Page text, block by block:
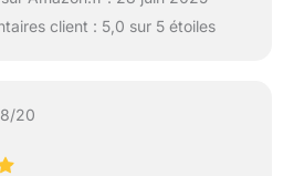
Besoin d'aide ? Notre
équipe de soutien est
commencer votre
client : 5,0 sur 5 étoiles
20